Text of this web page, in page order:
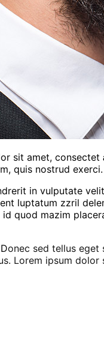
sit amet, consectet
quis nostrud
in vulputate
luptatum zzril
quod mazim
onec sed tellus eget
Lorem ipsum